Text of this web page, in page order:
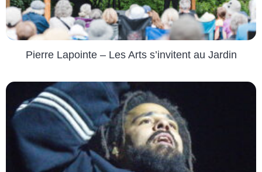
Pierre Lapointe – Les Arts s’invitent au Jardin